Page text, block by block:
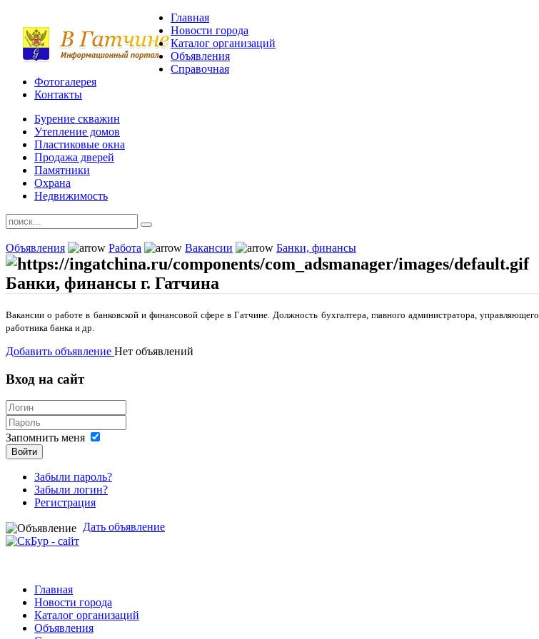
Главная
Новости города
Каталог организаций
Объявления
Справочная
Фотогалерея
Контакты
Бурение скважин
Утепление домов
Пластиковые окна
Продажа дверей
Памятники
Охрана
Недвижимость
Объявления Работа Вакансии Банки, финансы
Банки, финансы г. Гатчина
Вакансии о работе в банковской и финансовой сфере в Гатчине. Должность бухгалтера, главного администратора, управляющего,
работника банка и др.
Добавить объявление Нет объявлений
Вход на сайт
Запомнить меня
Войти
Забыли пароль?
Забыли логин?
Регистрация
Дать объявление
Главная
Новости города
Каталог организаций
Объявления